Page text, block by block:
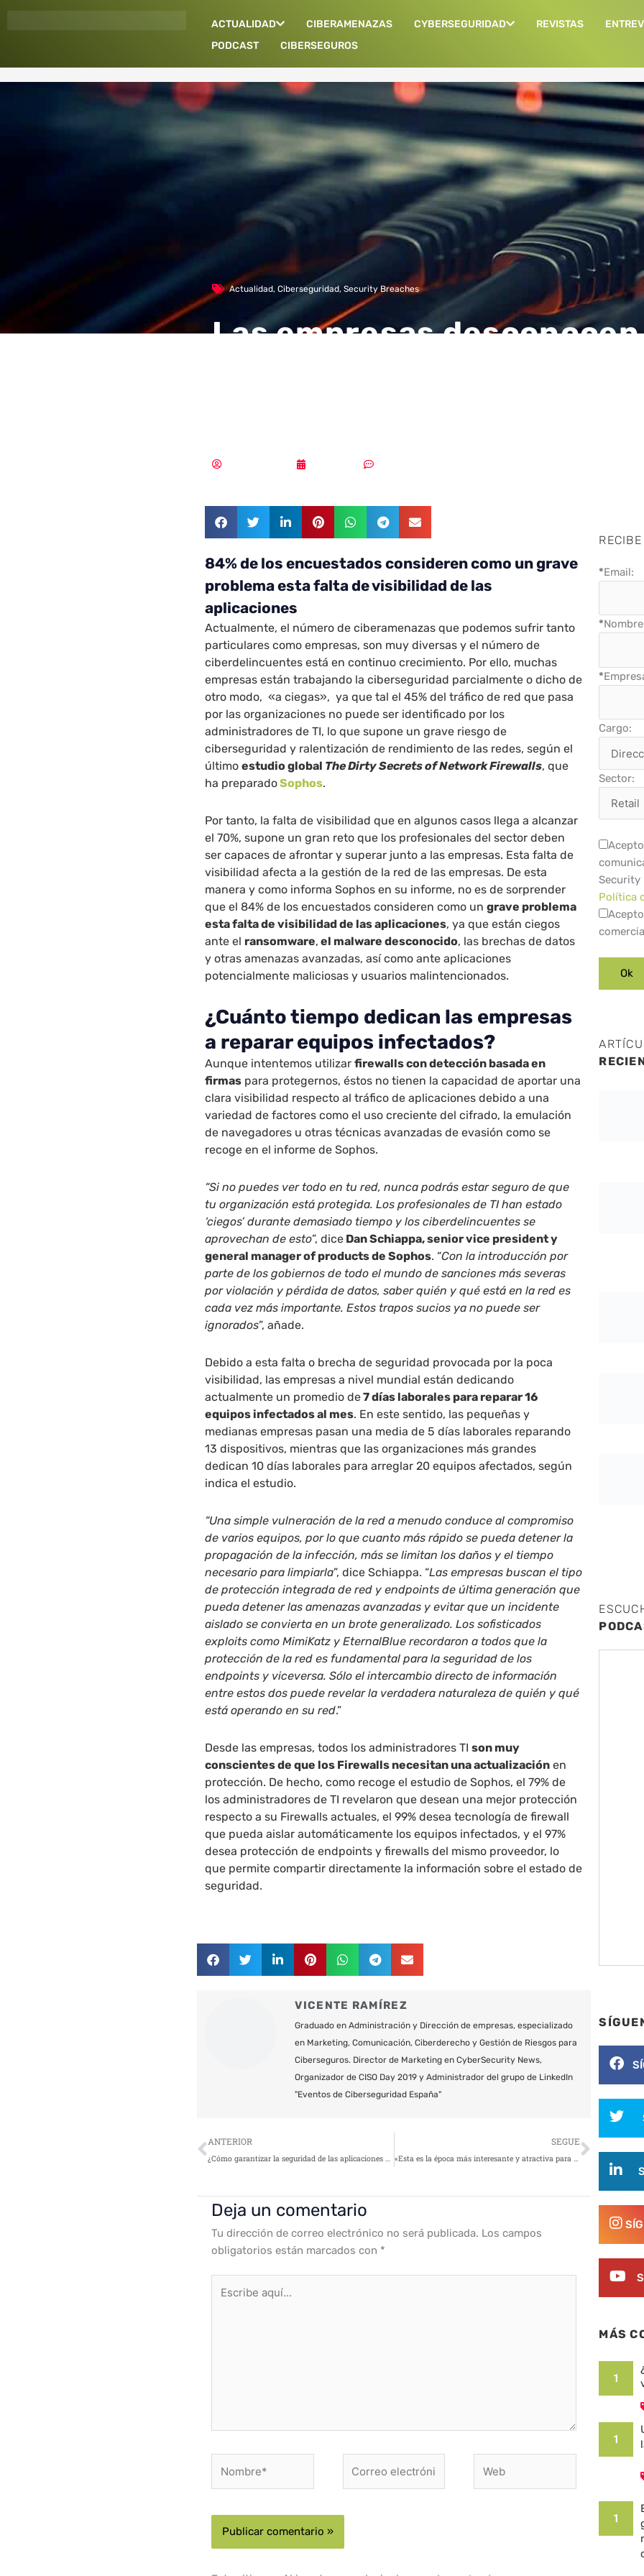
ACTUALIDAD CIBERAMENAZAS CYBERSEGURIDAD REVISTAS
PODCAST
CIBERSEGUROS
Actualidad, Ciberseguridad, Security Breaches
Las empresas
84% de los encuestados consideren como un grave
problema esta falta de visibilidad de las
aplicaciones
Actualmente, el número de ciberamenazas que podemos sufrir tanto
particulares como empresas, son muy diversas y el número de
ciberdelincuentes está en continuo crecimiento. Por ello, muchas
empresas están trabajando la ciberseguridad parcialmente o dicho de
otro modo, «a ciegas», ya que tal el 45% del tráfico de red que pasa
por las organizaciones no puede ser identificado por los
administradores de TI, lo que supone un grave riesgo de
ciberseguridad y ralentización de rendimiento de las redes, según el
últimoestudio global The Dirty Secrets of Network Firewalls, que
ha preparadoSophos.
Por tanto, la falta de visibilidad que en algunos casos llega a alcanzar
el 70%, supone un gran reto que los profesionales del sector deben
ser capaces de afrontar y superar junto a las empresas. Esta falta de
visibilidad afecta a la gestión de la red de las empresas. De esta
manera y como informa Sophos en su informe, no es de sorprender
que el 84% de los encuestados consideren como ungrave problema
esta falta de visibilidad de las aplicaciones, ya que están ciegos
ante el ransomware, el malware desconocido, las brechas de datos
y otras amenazas avanzadas, así como ante aplicaciones
potencialmente maliciosas y usuarios malintencionados.
¿Cuánto tiempo dedican las empresas
a reparar equipos infectados?
Aunque intentemos utilizarfirewalls con detección basada en
firmas para protegernos, éstos no tienen la capacidad de aportar una
clara visibilidad respecto al tráfico de aplicaciones debido a una
variedad de factores como el uso creciente del cifrado, la emulación
de navegadores u otras técnicas avanzadas de evasión como se
recoge en el informe de Sophos.
“Si no puedes ver todo en tu red, nunca podrás estar seguro de que
tu organización está protegida. Los profesionales de TI han estado
‘ciegos’ durante demasiado tiempo y los ciberdelincuentes se
aprovechan de esto”, dice Dan Schiappa, senior vice president y
general manager of products de Sophos. “Con la introducción por
parte de los gobiernos de todo el mundo de sanciones más severas
por violación y pérdida de datos, saber quién y qué está en la red es
cada vez más importante. Estos trapos sucios ya no puede ser
ignorados”, añade.
Debido a esta falta o brecha de seguridad provocada por la poca
visibilidad, las empresas a nivel mundial están dedicando
actualmente un promedio de7 días laborales para reparar 16
equipos infectados al mes. En este sentido, las pequeñas y
medianas empresas pasan una media de 5 días laborales reparando
13 dispositivos, mientras que las organizaciones más grandes
dedican 10 días laborales para arreglar 20 equipos afectados, según
indica el estudio.
“Una simple vulneración de la red a menudo conduce al compromiso
de varios equipos, por lo que cuanto más rápido se pueda detener la
propagación de la infección, más se limitan los daños y el tiempo
necesario para limpiarla”, dice Schiappa. “Las empresas buscan el tipo
de protección integrada de red y endpoints de última generación que
pueda detener las amenazas avanzadas y evitar que un incidente
aislado se convierta en un brote generalizado. Los sofisticados
exploits como MimiKatz y EternalBlue recordaron a todos que la
protección de la red es fundamental para la seguridad de los
endpoints y viceversa. Sólo el intercambio directo de información
entre estos dos puede revelar la verdadera naturaleza de quién y qué
está operando en su red.”
Desde las empresas, todos los administradores TIson muy
conscientes de que los Firewalls necesitan una actualización en
protección. De hecho, como recoge el estudio de Sophos, el 79% de
los administradores de TI revelaron que desean una mejor protección
respecto a su Firewalls actuales, el 99% desea tecnología de firewall
que pueda aislar automáticamente los equipos infectados, y el 97%
desea protección de endpoints y firewalls del mismo proveedor, lo
que permite compartir directamente la información sobre el estado de
seguridad.
VICENTE RAMÍREZ
Graduado en Administración y Dirección de empresas, especializado
en Marketing, Comunicación, Ciberderecho y Gestión de Riesgos para
Ciberseguros. Director de Marketing en CyberSecurity News,
Organizador de CISO Day 2019 y Administrador del grupo de LinkedIn
"Eventos de Ciberseguridad España"
Ant
ANTERIOR
¿Cómo garantizar la seguridad de las aplicaciones en entornos multicloud?
SEGUE
«Esta es la época más interesante y atractiva para trabajar en ciberseguridad»
Deja un comentario
Tu dirección de correo electrónico no será publicada. Los campos
obligatorios están marcados con *
aquí...
electrónico*
*Email:
*
*
Cargo:
Sector:
Security
Política
MÁS
1
1
1